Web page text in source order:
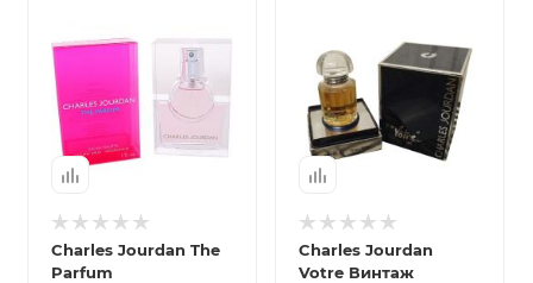
Charles Jourdan The
Parfum
Charles Jourdan
Votre Винтаж